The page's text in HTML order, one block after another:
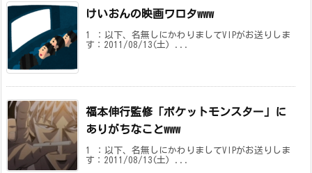
けいおんの映画ワロタwww
1 ：以下、名無しにかわりましてVIPがお送りしま
す：2011/08/13(土) ...
福本伸行監修「ポケットモンスター」に
ありがちなことwww
1 ：以下、名無しにかわりましてVIPがお送りしま
す：2011/08/13(土) ...